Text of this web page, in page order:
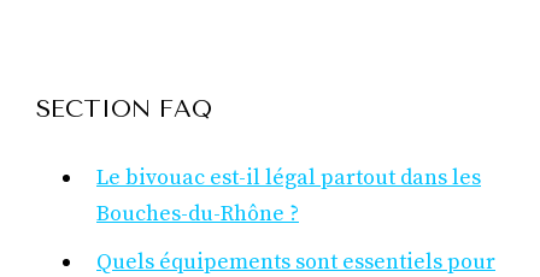
SECTION FAQ
Le bivouac est-il légal partout dans les
Bouches-du-Rhône ?
Quels équipements sont essentiels pour